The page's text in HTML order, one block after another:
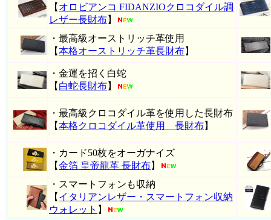
【 オロビアンコ FIDANZIOクロコダイル調
レザー長財布】
・最高級オーストリッチ革使用
【本格オーストリッチ革長財布】
・金運を招く白蛇
【 白蛇長財布】
・最高級クロコダイル革を使用した長財布
【本格クロコダイル革使用 長財布】
・カード50枚をオーガナイズ
【金箔 皇帝龍革 長財布】
・スマートフォンも収納
【 イタリアンレザー・スマートフォン収納
ウォレット 】